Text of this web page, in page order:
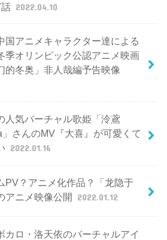
2022.04.10
国アニメキャラクター達による
季オリンピック公認アニメ映画
的冬奥」非人哉編予告映像
人気バーチャル歌姫「泠鳶
さんのMV『大喜』が可愛くて
2022.01.16
PV？アニメ化作品？「龙隐于
アニメ映像公開
2022.01.12
カロ・洛天依のバーチャルアイ